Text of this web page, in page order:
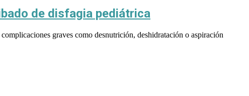
de disfagia pediátrica
graves como desnutrición, deshidratación o aspiración